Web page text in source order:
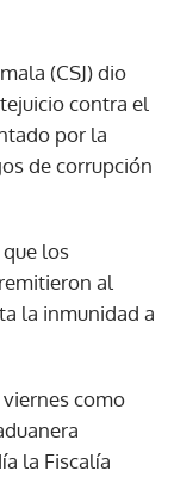
(CSJ) dio
contra el
por la
de corrupción
que los
al
la inmunidad a
como
la Fiscalía